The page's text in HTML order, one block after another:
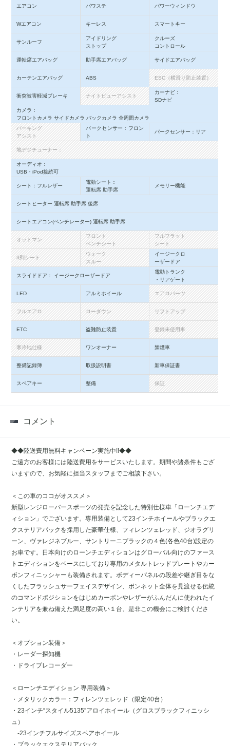
エアコン パワステ パワーウィンドウ
Wエアコン キーレス スマートキー
サンルーフ
アイドリング
ストップ
クルーズ
コントロール
運転席エアバッグ 助手席エアバッグ サイドエアバッグ
カーテンエアバッグ ABS ESC（横滑り防止装置）
衝突被害軽減ブレーキ ナイトビューアシスト
カーナビ：
SDナビ
カメラ：
フロントカメラ サイドカメラ バックカメラ 全周囲カメラ
パーキング
アシスト
パークセンサー：フロン
ト
パークセンサー：リア
地デジチューナー：
オーディオ：
USB・iPod接続可
シート：フルレザー
電動シート：
運転席 助手席
メモリー機能
シートヒーター 運転席 助手席 後席
シートエアコン(ベンチレーター) 運転席 助手席
オットマン
フロント
ベンチシート
フルフラット
シート
3列シート
ウォーク
スルー
イージークロ
ーザードア
スライドドア： イージークローザードア
電動トランク
・リアゲート
LED アルミホイール エアロパーツ
フルエアロ ローダウン リフトアップ
ETC 盗難防止装置 登録未使用車
寒冷地仕様 ワンオーナー 禁煙車
整備記録簿 取扱説明書 新車保証書
スペアキー 整備 保証
コメント
◆◆陸送費用無料キャンペーン実施中!!◆◆
ご遠方のお客様には陸送費用をサービスいたします。期間や諸条件もござ
いますので、お気軽に担当スタッフまでご相談下さい。
＜この車のココがオススメ＞
新型レンジローバースポーツの発売を記念した特別仕様車「ローンチエデ
ィション」でございます。専用装備として23インチホイールやブラックエ
クステリアパックを採用した豪華仕様、フィレンツェレッド、ジオラグリ
ーン、ヴァレジネブルー、サントリーニブラックの４色(各色40台)設定の
お車です。日本向けのローンチエディションはグローバル向けのファース
トエディションをベースにしており専用のメタルトレッドプレートやカー
ボンフィニッシャーも装備されます。ボディーパネルの段差や継ぎ目をな
くしたフラッシュサーフェイスデザイン、ボンネット全体を見渡せる伝統
のコマンドポジションをはじめカーボンやレザーがふんだんに使われたイ
ンテリアを兼ね備えた満足度の高い１台、是非この機会にご検討くださ
い。
＜オプション装備＞
・レーダー探知機
・ドライブレコーダー
＜ローンチエディション 専用装備＞
・メタリックカラー：フィレンツェレッド（限定40台）
・23インチ“スタイル5135”アロイホイール（グロスブラックフィニッシ
ュ）
-23インチフルサイズスペアホイール
・ブラックエクステリアパック